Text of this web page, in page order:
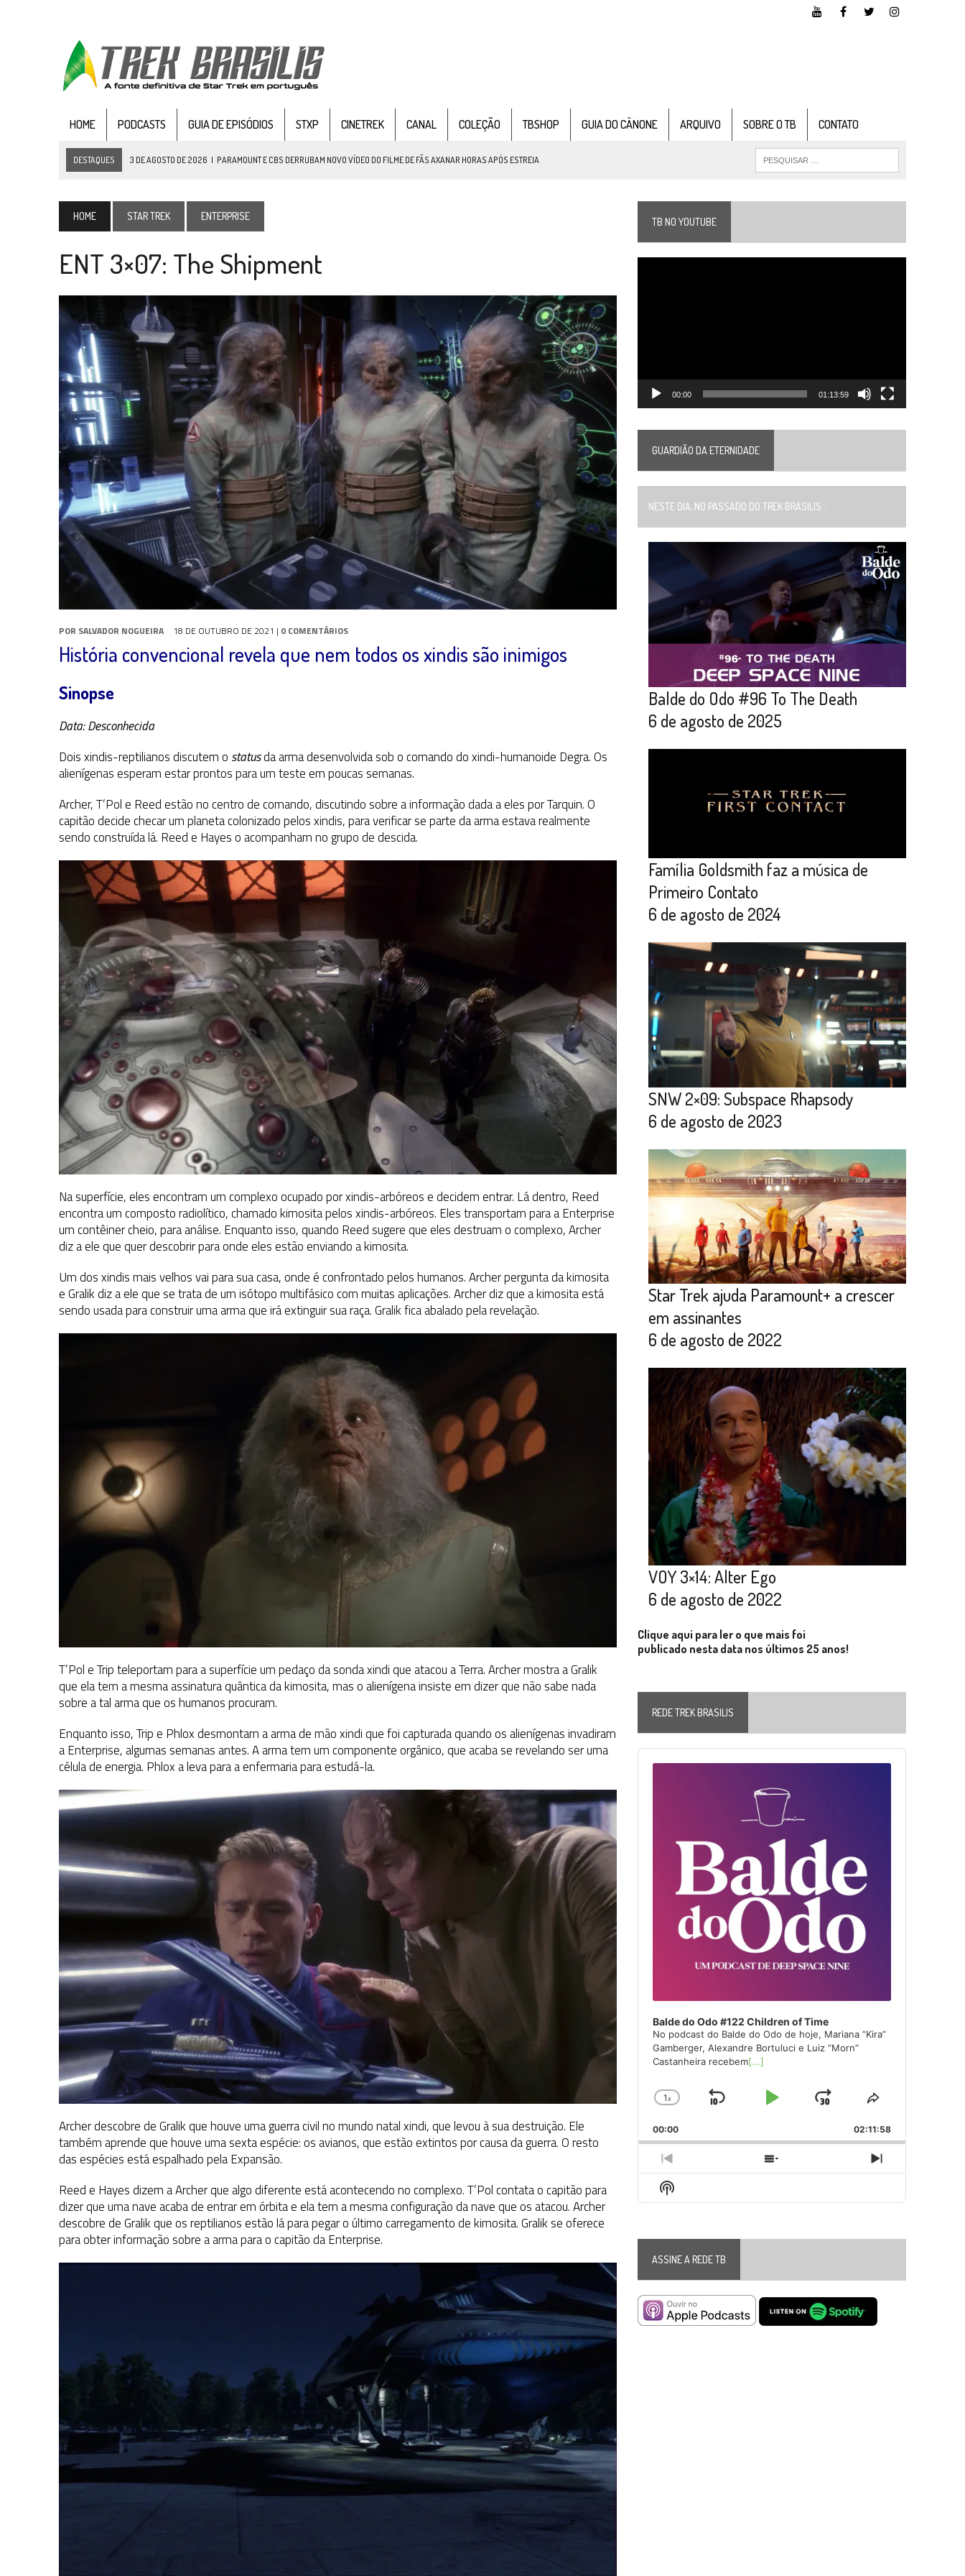
HOME PODCASTS GUIA DE EPISÓDIOS STXP CINETREK CANAL COLEÇÃO TBSHOP GUIA DO CÂNONE ARQUIVO SOBRE O TB CONTATO
DESTAQUES 3 DE AGOSTO DE 2026 | PARAMOUNT E CBS DERRUBAM NOVO VÍDEO DO FILME DE FÃS AXANAR HORAS APÓS ESTREIA
31 DE JULHO DE 2026 | GRANDES JORNADAS | QUATRO EPISÓDIOS DE
31 DE JULHO DE 2026 | BOX DELUXE DO ANO 5 DACOLEÇÃO TREK BRASILIS
THE CENTER SEAT
6 DE AGOSTO DE 2026 AVALIE E COMENTE SNW 4×03: HUMAN BEST FRIEND
5 DE AGOSTO DE 2026 | BALDE DO ODO #122 CHILDREN OF TIME
4 DE AGOSTO DE 2026 REVISITANDO “HIDE AND Q” (TNG 1×09)
3 DE AGOSTO DE 2026 VEJA FOTOS DO TERCEIRO EPISÓDIO DA 4ª TEMPORADA DE STRANGE NEW WORDS
HOME STAR TREK ENTERPRISE
ENT 3×07: The Shipment
POR SALVADOR NOGUEIRA 18 DE OUTUBRO DE 2021 | 0 COMENTÁRIOS
História convencional revela que nem todos os xindis são inimigos
Sinopse
Data: Desconhecida
Dois xindis-reptilianos discutem o statusda arma desenvolvida sob o comando do xindi-humanoide Degra. Os
alienígenas esperam estar prontos para um teste em poucas semanas.
Archer, T’Pol e Reed estão no centro de comando, discutindo sobre a informação dada a eles por Tarquin. O
capitão decide checar um planeta colonizado pelos xindis, para verificar se parte da arma estava realmente
sendo construída lá. Reed e Hayes o acompanham no grupo de descida.
Na superfície, eles encontram um complexo ocupado por xindis-arbóreos e decidem entrar. Lá dentro, Reed
encontra um composto radiolítico, chamado kimosita pelos xindis-arbóreos. Eles transportam para a Enterprise
um contêiner cheio, para análise. Enquanto isso, quando Reed sugere que eles destruam o complexo, Archer
diz a ele que quer descobrir para onde eles estão enviando a kimosita.
Um dos xindis mais velhos vai para sua casa, onde é confrontado pelos humanos. Archer pergunta da kimosita
e Gralik diz a ele que se trata de um isótopo multifásico com muitas aplicações. Archer diz que a kimosita está
sendo usada para construir uma arma que irá extinguir sua raça. Gralik fica abalado pela revelação.
T’Pol e Trip teleportam para a superfície um pedaço da sonda xindi que atacou a Terra. Archer mostra a Gralik
que ela tem a mesma assinatura quântica da kimosita, mas o alienígena insiste em dizer que não sabe nada
sobre a tal arma que os humanos procuram.
Enquanto isso, Trip e Phlox desmontam a arma de mão xindi que foi capturada quando os alienígenas invadiram
a Enterprise, algumas semanas antes. A arma tem um componente orgânico, que acaba se revelando ser uma
célula de energia. Phlox a leva para a enfermaria para estudá-la.
Archer descobre de Gralik que houve uma guerra civil no mundo natal xindi, que levou à sua destruição. Ele
também aprende que houve uma sexta espécie: os avianos, que estão extintos por causa da guerra. O resto
das espécies está espalhado pela Expansão.
Reed e Hayes dizem a Archer que algo diferente está acontecendo no complexo. T’Pol contata o capitão para
dizer que uma nave acaba de entrar em órbita e ela tem a mesma configuração da nave que os atacou. Archer
descobre de Gralik que os reptilianos estão lá para pegar o último carregamento de kimosita. Gralik se oferece
para obter informação sobre a arma para o capitão da Enterprise.
TB NO YOUTUBE
00:00 01:13:59
GUARDIÃO DA ETERNIDADE
NESTE DIA, NO PASSADO DO TREK BRASILIS...
Balde do Odo #96 To The Death
6 de agosto de 2025
Família Goldsmith faz a música de
Primeiro Contato
6 de agosto de 2024
SNW 2×09: Subspace Rhapsody
6 de agosto de 2023
Star Trek ajuda Paramount+ a crescer
em assinantes
6 de agosto de 2022
VOY 3×14: Alter Ego
6 de agosto de 2022
Clique aqui para ler o que mais foi
publicado nesta data nos últimos 25 anos!
REDE TREK BRASILIS
Audio
Player
Balde do Odo #122 Children of Time
No podcast do Balde do Odo de hoje, Mariana “Kira”
Gamberger, Alexandre Bortuluci e Luiz “Morn”
Castanheira recebem[...]
Change
Rate
1x
Skip
Play
Jump
Forward
Share
Episode
00:00 02:11:58
Previous
Episode
Show
Episodes
Next
Episode
Show
Podcast
ASSINE A REDE TB